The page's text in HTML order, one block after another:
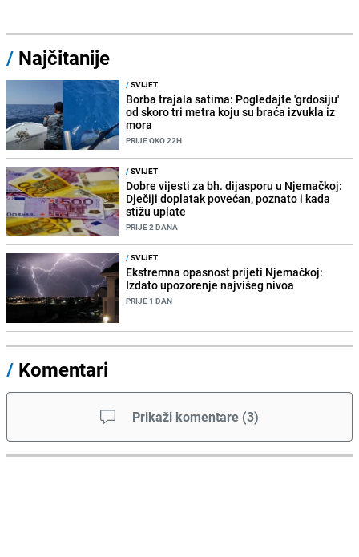
/ Najčitanije
/SVIJET
Borba trajala satima: Pogledajte 'grdosiju'
od skoro tri metra koju su braća izvukla iz
mora
PRIJE OKO 22H
/SVIJET
Dobre vijesti za bh. dijasporu u Njemačkoj:
Dječiji doplatak povećan, poznato i kada
stižu uplate
PRIJE 2 DANA
/SVIJET
Ekstremna opasnost prijeti Njemačkoj:
Izdato upozorenje najvišeg nivoa
PRIJE 1 DAN
/ Komentari
Prikaži komentare (3)